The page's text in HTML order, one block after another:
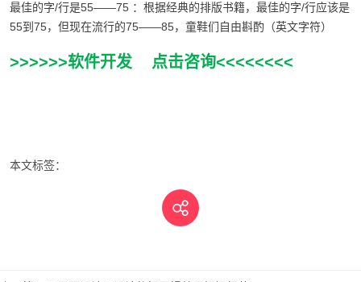
最佳的字/行是55——75 ： 根据经典的排版书籍，最佳的字/行应该是
55到75，但现在流行的75——85，童鞋们自由斟酌（英文字符）
>>>>>>软件开发 点击咨询<<<<<<<<
本文标签：